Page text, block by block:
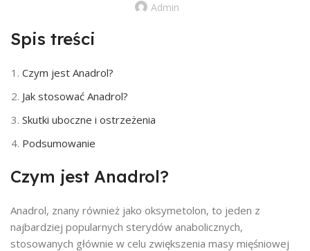
Admin
Spis treści
Czym jest Anadrol?
Jak stosować Anadrol?
Skutki uboczne i ostrzeżenia
Podsumowanie
Czym jest Anadrol?
Anadrol, znany również jako oksymetolon, to jeden z
najbardziej popularnych sterydów anabolicznych,
stosowanych głównie w celu zwiększenia masy mięśniowej